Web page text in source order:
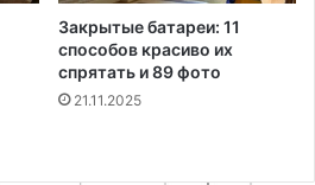
Закрытые батареи: 11
способов красиво их
спрятать и 89 фото
21.11.2025